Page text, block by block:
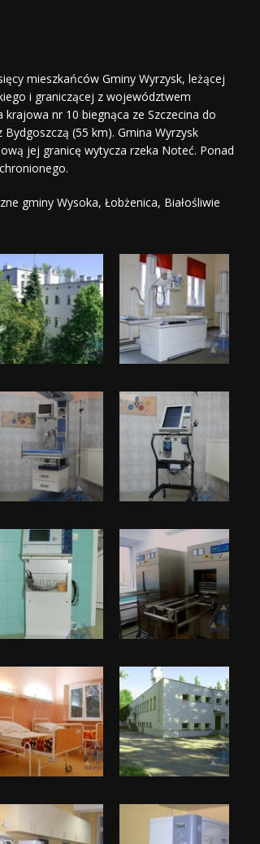
mieszkańców Gminy Wyrzysk, leżącej
i graniczącej z województwem
nr 10 biegnąca ze Szczecina do
Bydgoszczą (55 km). Gmina Wyrzysk
jej granicę wytycza rzeka Noteć. Ponad
gminy Wysoka, Łobżenica, Białośliwie